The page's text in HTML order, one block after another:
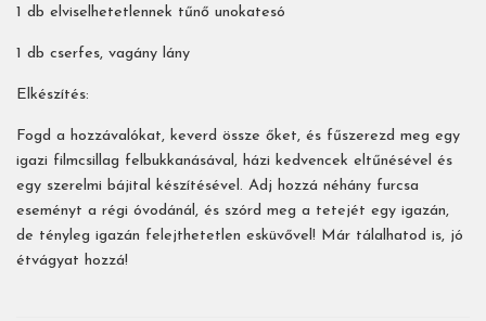
1 db elviselhetetlennek tűnő unokatesó
1 db cserfes, vagány lány
Elkészítés:
Fogd a hozzávalókat, keverd össze őket, és fűszerezd meg egy
igazi filmcsillag felbukkanásával, házi kedvencek eltűnésével és
egy szerelmi bájital készítésével. Adj hozzá néhány furcsa
eseményt a régi óvodánál, és szórd meg a tetejét egy igazán,
de tényleg igazán felejthetetlen esküvővel! Már tálalhatod is, jó
étvágyat hozzá!